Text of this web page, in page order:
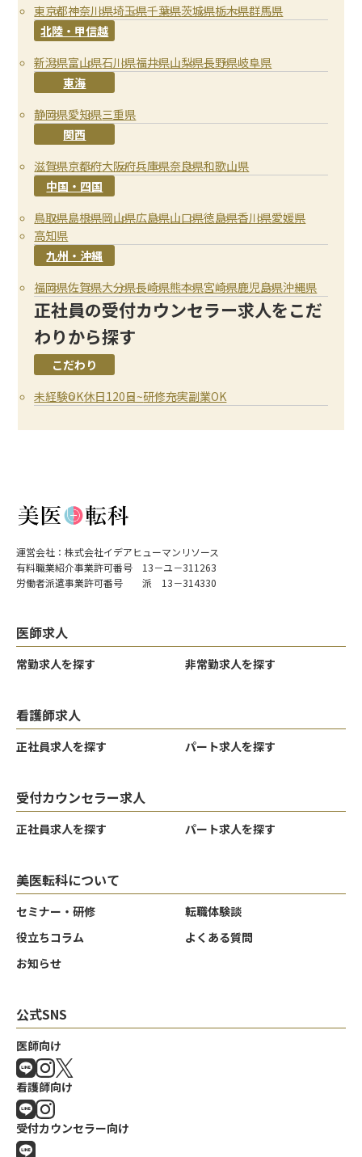
クリア 決定する
クリア 決定する
クリア 決定する
東京都神奈川県埼玉県千葉県茨城県栃木県群馬県
北陸・甲信越
新潟県富山県石川県福井県山梨県長野県岐阜県
東海
静岡県愛知県三重県
関西
滋賀県京都府大阪府兵庫県奈良県和歌山県
中国・四国
鳥取県島根県岡山県広島県山口県徳島県香川県愛媛県
高知県
九州・沖縄
福岡県佐賀県大分県長崎県熊本県宮崎県鹿児島県沖縄県
正社員の受付カウンセラー求人をこだ
わりから探す
こだわり
未経験OK休日120日~研修充実副業OK
運営会社：株式会社イデアヒューマンリソース
有料職業紹介事業許可番号 13－ユ－311263
労働者派遣事業許可番号 派 13－314330
医師求人
常勤求人を探す 非常勤求人を探す
看護師求人
正社員求人を探す パート求人を探す
受付カウンセラー求人
正社員求人を探す パート求人を探す
美医転科について
セミナー・研修
転職体験談
役立ちコラム
よくある質問
お知らせ
公式SNS
医師向け
看護師向け
受付カウンセラー向け